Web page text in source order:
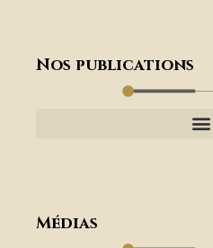
Nos publications
Médias